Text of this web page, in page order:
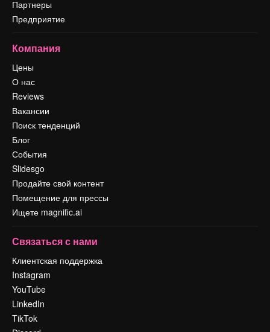
Партнеры
Предприятие
Компания
Цены
О нас
Reviews
Вакансии
Поиск тенденций
Блог
События
Slidesgo
Продайте свой контент
Помещение для прессы
Ищете magnific.ai
Связаться с нами
Клиентская поддержка
Instagram
YouTube
LinkedIn
TikTok